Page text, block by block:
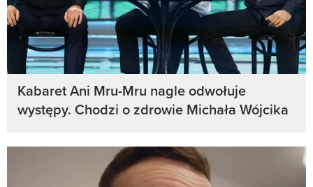
Kabaret Ani Mru-Mru nagle odwołuje
występy. Chodzi o zdrowie Michała Wójcika